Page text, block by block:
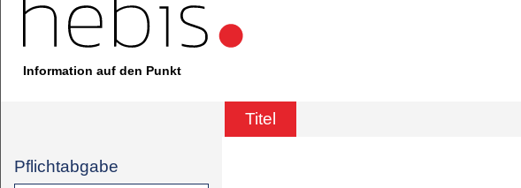
Information auf den Punkt
Titel
Pflichtabgabe